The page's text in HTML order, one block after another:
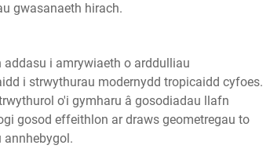
gwasanaeth hirach.
i amrywiaeth o arddulliau
i strwythurau modernydd tropicaidd cyfoes.
o'i gymharu â gosodiadau llafn
gosod effeithlon ar draws geometregau to